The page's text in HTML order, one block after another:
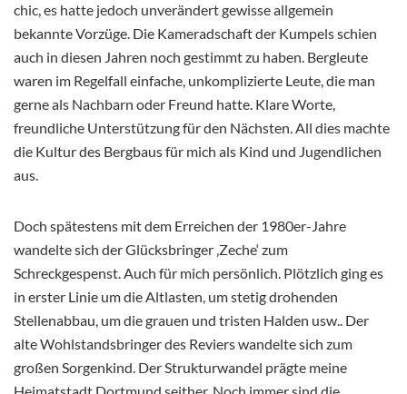
chic, es hatte jedoch unverändert gewisse allgemein
bekannte Vorzüge. Die Kameradschaft der Kumpels schien
auch in diesen Jahren noch gestimmt zu haben. Bergleute
waren im Regelfall einfache, unkomplizierte Leute, die man
gerne als Nachbarn oder Freund hatte. Klare Worte,
freundliche Unterstützung für den Nächsten. All dies machte
die Kultur des Bergbaus für mich als Kind und Jugendlichen
aus.
Doch spätestens mit dem Erreichen der 1980er-Jahre
wandelte sich der Glücksbringer ‚Zeche‘ zum
Schreckgespenst. Auch für mich persönlich. Plötzlich ging es
in erster Linie um die Altlasten, um stetig drohenden
Stellenabbau, um die grauen und tristen Halden usw.. Der
alte Wohlstandsbringer des Reviers wandelte sich zum
großen Sorgenkind. Der Strukturwandel prägte meine